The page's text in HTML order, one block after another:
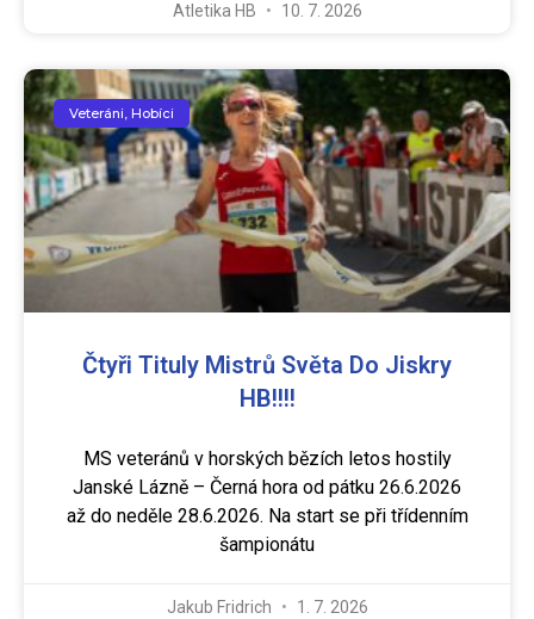
Atletika HB 10. 7. 2026
Veteráni, Hobíci
Čtyři Tituly Mistrů Světa Do Jiskry
HB!!!!
MS veteránů v horských bězích letos hostily
Janské Lázně – Černá hora od pátku 26.6.2026
až do neděle 28.6.2026. Na start se při třídenním
šampionátu
Jakub Fridrich 1. 7. 2026